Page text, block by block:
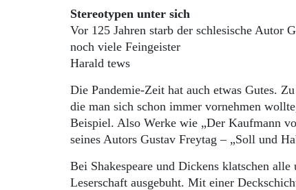
Aktuelle Ausgabe
Abonnenten-Login
Abonnent werden
Abo Prämien
Mediadaten
Stereotypen unter sich
Vor 125 Jahren starb der schlesische Autor
noch viele Feingeister
Harald tews
Die Pandemie-Zeit hat auch etwas Gutes.
die man sich schon immer vornehmen
Beispiel. Also Werke wie „Der Kaufmann
seines Autors Gustav Freytag – „Soll und
Bei Shakespeare und Dickens klatschen
Leserschaft ausgebuht. Mit einer